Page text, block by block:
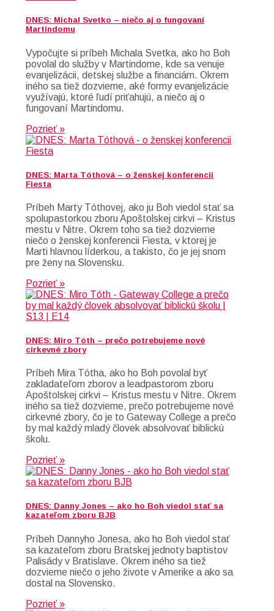
DNES: Michal Svetko – niečo aj o fungovaní
Martindomu
Vypočujte si príbeh Michala Svetka, ako ho Boh
povolal do služby v Martindome, kde sa venuje
evanjelizácii, detskej službe a financiám. Okrem
iného sa tiež dozvieme, aké formy evanjelizácie
využívajú, ktoré ľudí priťahujú, a niečo aj o
fungovaní Martindomu.
Pozrieť »
DNES: Marta Tóthová – o ženskej konferencii
Fiesta
Príbeh Marty Tóthovej, ako ju Boh viedol stať sa
spolupastorkou zboru Apoštolskej cirkvi – Kristus
mestu v Nitre. Okrem toho sa tiež dozvieme
niečo o ženskej konferencii Fiesta, v ktorej je
Marti hlavnou líderkou, a takisto, čo je jej snom
pre ženy na Slovensku.
Pozrieť »
DNES: Miro Tóth – prečo potrebujeme nové
cirkevné zbory
Príbeh Mira Tótha, ako ho Boh povolal byť
zakladateľom zborov a leadpastorom zboru
Apoštolskej cirkvi – Kristus mestu v Nitre. Okrem
iného sa tiež dozvieme, prečo potrebujeme nové
cirkevné zbory, čo je to Gateway College a prečo
by mal každý mladý človek absolvovať biblickú
školu.
Pozrieť »
DNES: Danny Jones – ako ho Boh viedol stať sa
kazateľom zboru BJB
Príbeh Dannyho Jonesa, ako ho Boh viedol stať
sa kazateľom zboru Bratskej jednoty baptistov
Palisády v Bratislave. Okrem iného sa tiež
dozvieme niečo o jeho živote v Amerike a ako sa
dostal na Slovensko.
Pozrieť »